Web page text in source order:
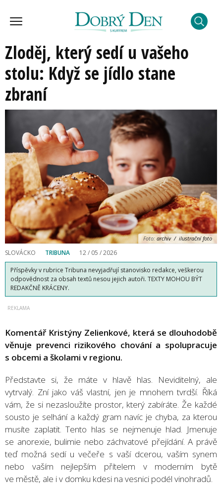
Zloděj, který sedí u vašeho
stolu: Když se jídlo stane
zbraní
Foto: archiv / ilustrační foto
SLOVÁCKO TRIBUNA 12 / 05 / 2026
Příspěvky v rubrice Tribuna nevyjadřují stanovisko redakce, veškerou
odpovědnost za obsah textů nesou jejich autoři. TEXTY MOHOU BÝT
REDAKČNĚ KRÁCENY.
Komentář Kristýny Zelienkové, která se dlouhodobě
věnuje prevenci rizikového chování a spolupracuje
s obcemi a školami v regionu.
Představte si, že máte v hlavě hlas. Neviditelný, ale
vytrvalý. Zní jako váš vlastní, jen je mnohem tvrdší. Říká
vám, že si nezasloužíte prostor, který zabíráte. Že každé
sousto je selhání a každý gram navíc je chyba, za kterou
musíte zaplatit. Tento hlas se nejmenuje hlad. Jmenuje
se anorexie, bulimie nebo záchvatové přejídání. A právě
teď možná sedí u večeře s vaší dcerou, vaším synem
nebo vaším nejlepším přítelem v moderním bytě
ve městě, ale i v domku kdesi na vesnici podél vinohradů.